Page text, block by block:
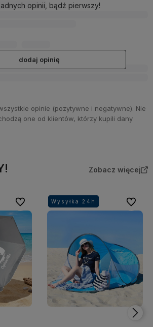
opinii, bądź pierwszy!
dodaj opinię
opinie (pozytywne i negatywne). Nie
one od klientów, którzy kupili dany
Zobacz więcej
Do ulubionychWysyłka 24h
Wysyłka 24h
Wysyłka 24h Do